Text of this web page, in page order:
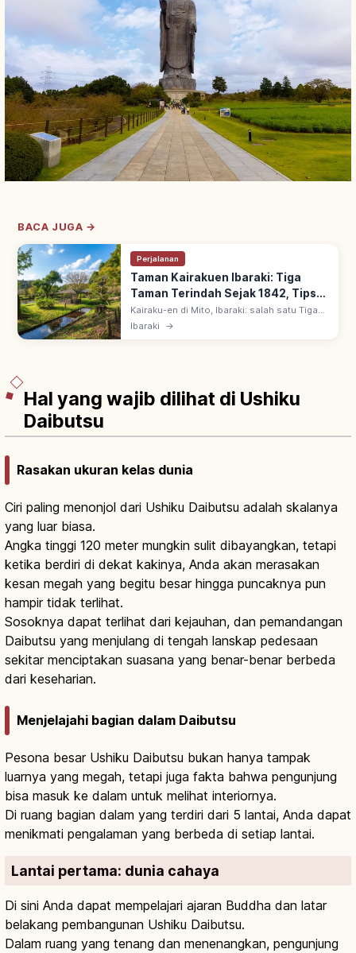
BACA JUGA →
Perjalanan
Taman Kairakuen Ibaraki: Tiga
Taman Terindah Sejak 1842, Tips
Berkunjung
Kairaku-en di Mito, Ibaraki: salah satu Tiga
Taman Terindah Jepang bersama Kenroku-
Ibaraki →
Hal yang wajib dilihat di Ushiku
Daibutsu
Rasakan ukuran kelas dunia
Ciri paling menonjol dari Ushiku Daibutsu adalah skalanya
yang luar biasa.
Angka tinggi 120 meter mungkin sulit dibayangkan, tetapi
ketika berdiri di dekat kakinya, Anda akan merasakan
kesan megah yang begitu besar hingga puncaknya pun
hampir tidak terlihat.
Sosoknya dapat terlihat dari kejauhan, dan pemandangan
Daibutsu yang menjulang di tengah lanskap pedesaan
sekitar menciptakan suasana yang benar-benar berbeda
dari keseharian.
Menjelajahi bagian dalam Daibutsu
Pesona besar Ushiku Daibutsu bukan hanya tampak
luarnya yang megah, tetapi juga fakta bahwa pengunjung
bisa masuk ke dalam untuk melihat interiornya.
Di ruang bagian dalam yang terdiri dari 5 lantai, Anda dapat
menikmati pengalaman yang berbeda di setiap lantai.
Lantai pertama: dunia cahaya
Di sini Anda dapat mempelajari ajaran Buddha dan latar
belakang pembangunan Ushiku Daibutsu.
Dalam ruang yang tenang dan menenangkan, pengunjung